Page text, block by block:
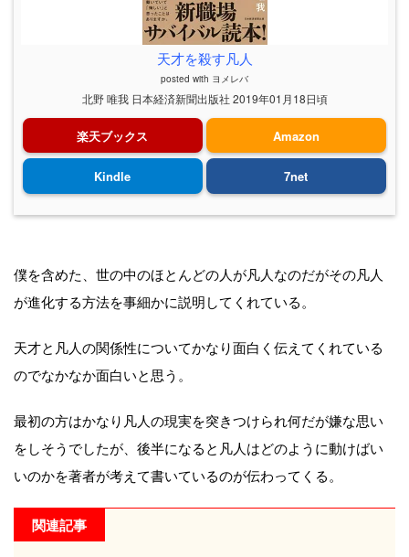
天才を殺す凡人
posted with ヨメレバ
北野 唯我 日本経済新聞出版社 2019年01月18日頃
楽天ブックス Amazon
Kindle 7net
僕を含めた、世の中のほとんどの人が凡人なのだがその凡人
が進化する方法を事細かに説明してくれている。
天才と凡人の関係性についてかなり面白く伝えてくれている
のでなかなか面白いと思う。
最初の方はかなり凡人の現実を突きつけられ何だが嫌な思い
をしそうでしたが、後半になると凡人はどのように動けばい
いのかを著者が考えて書いているのが伝わってくる。
関連記事